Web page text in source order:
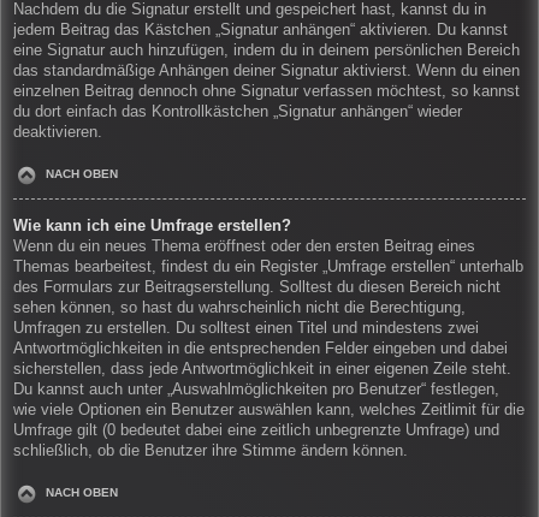
Nachdem du die Signatur erstellt und gespeichert hast, kannst du in
jedem Beitrag das Kästchen „Signatur anhängen“ aktivieren. Du kannst
eine Signatur auch hinzufügen, indem du in deinem persönlichen Bereich
das standardmäßige Anhängen deiner Signatur aktivierst. Wenn du einen
einzelnen Beitrag dennoch ohne Signatur verfassen möchtest, so kannst
du dort einfach das Kontrollkästchen „Signatur anhängen“ wieder
deaktivieren.
NACH OBEN
Wie kann ich eine Umfrage erstellen?
Wenn du ein neues Thema eröffnest oder den ersten Beitrag eines
Themas bearbeitest, findest du ein Register „Umfrage erstellen“ unterhalb
des Formulars zur Beitragserstellung. Solltest du diesen Bereich nicht
sehen können, so hast du wahrscheinlich nicht die Berechtigung,
Umfragen zu erstellen. Du solltest einen Titel und mindestens zwei
Antwortmöglichkeiten in die entsprechenden Felder eingeben und dabei
sicherstellen, dass jede Antwortmöglichkeit in einer eigenen Zeile steht.
Du kannst auch unter „Auswahlmöglichkeiten pro Benutzer“ festlegen,
wie viele Optionen ein Benutzer auswählen kann, welches Zeitlimit für die
Umfrage gilt (0 bedeutet dabei eine zeitlich unbegrenzte Umfrage) und
schließlich, ob die Benutzer ihre Stimme ändern können.
NACH OBEN